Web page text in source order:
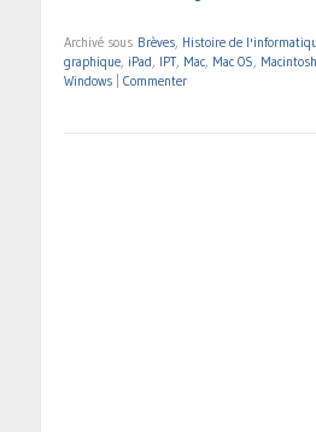
Archivé sous Brèves, Histoire de
graphique, iPad, IPT, Mac, Mac OS, Macintosh
Windows
Commenter